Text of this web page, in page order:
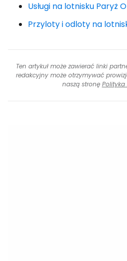
Usługi na lotnisku Paryż
Przyloty i odloty na
Ten artykuł może zawierać linki
redakcyjny może otrzymywać
naszą stronę